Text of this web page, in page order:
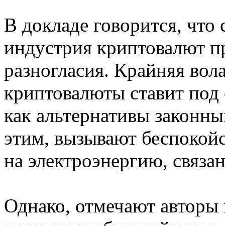
В докладе говорится,
индустрия криптовалют
разногласия. Крайняя
криптовалюты ставит
как альтернативы
этим, вызывают
на электроэнергию,
Однако, отмечают авторы